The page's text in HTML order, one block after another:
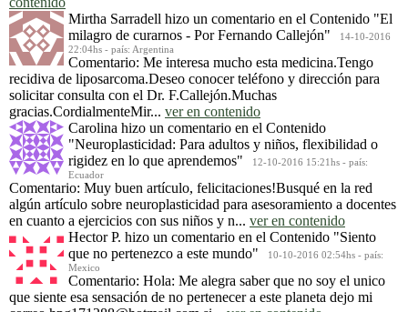
Mirtha Sarradell hizo un comentario en el Contenido "El
milagro de curarnos - Por Fernando Callejón"
14-10-2016
22:04hs - país: Argentina
Comentario: Me interesa mucho esta medicina.Tengo
recidiva de liposarcoma.Deseo conocer teléfono y dirección para
solicitar consulta con el Dr. F.Callejón.Muchas
gracias.CordialmenteMir... ver en contenido
Carolina hizo un comentario en el Contenido
"Neuroplasticidad: Para adultos y niños, flexibilidad o
rigidez en lo que aprendemos"
12-10-2016 15:21hs - país:
Ecuador
Comentario: Muy buen artículo, felicitaciones!Busqué en la red
algún artículo sobre neuroplasticidad para asesoramiento a docentes
en cuanto a ejercicios con sus niños y n... ver en contenido
Hector P. hizo un comentario en el Contenido "Siento
que no pertenezco a este mundo"
10-10-2016 02:54hs - país:
Mexico
Comentario: Hola: Me alegra saber que no soy el unico
que siente esa sensación de no pertenecer a este planeta dejo mi